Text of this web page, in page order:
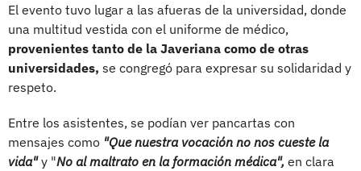
El evento tuvo lugar a las afueras de la universidad, donde
una multitud vestida con el uniforme de médico,
provenientes tanto de la Javeriana como de otras
universidades, se congregó para expresar su solidaridad y
respeto.
Entre los asistentes, se podían ver pancartas con
mensajes como "Que nuestra vocación no nos cueste la
vida"y "No al maltrato en la formación médica", en clara